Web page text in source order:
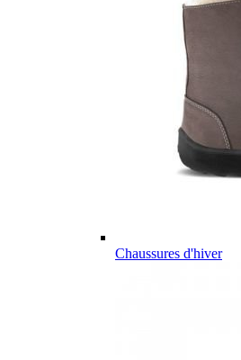
Chaussures d'hiver